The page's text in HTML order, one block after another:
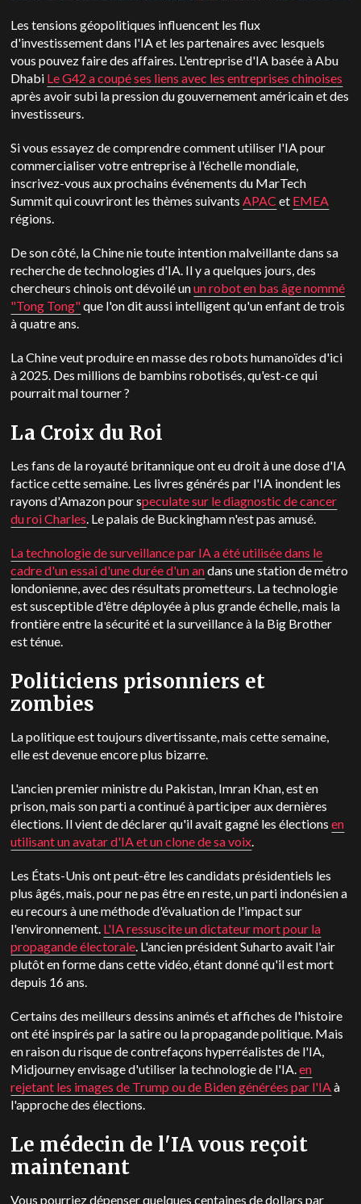
Les tensions géopolitiques influencent les flux
d'investissement dans l'IA et les partenaires avec lesquels
vous pouvez faire des affaires. L'entreprise d'IA basée à Abu
Dhabi Le G42 a coupé ses liens avec les entreprises chinoises
après avoir subi la pression du gouvernement américain et des
investisseurs.
Si vous essayez de comprendre comment utiliser l'IA pour
commercialiser votre entreprise à l'échelle mondiale,
inscrivez-vous aux prochains événements du MarTech
Summit qui couvriront les thèmes suivantsAPAC et EMEA
régions.
De son côté, la Chine nie toute intention malveillante dans sa
recherche de technologies d'IA. Il y a quelques jours, des
chercheurs chinois ont dévoilé unun robot en bas âge nommé
"Tong Tong"que l'on dit aussi intelligent qu'un enfant de trois
à quatre ans.
La Chine veut produire en masse des robots humanoïdes d'ici
à 2025. Des millions de bambins robotisés, qu'est-ce qui
pourrait mal tourner ?
La Croix du Roi
Les fans de la royauté britannique ont eu droit à une dose d'IA
factice cette semaine. Les livres générés par l'IA inondent les
rayons d'Amazon pour speculate sur le diagnostic de cancer
du roi Charles. Le palais de Buckingham n'est pas amusé.
La technologie de surveillance par IA a été utilisée dans le
cadre d'un essai d'une durée d'un andans une station de métro
londonienne, avec des résultats prometteurs. La technologie
est susceptible d'être déployée à plus grande échelle, mais la
frontière entre la sécurité et la surveillance à la Big Brother
est ténue.
Politiciens prisonniers et
zombies
La politique est toujours divertissante, mais cette semaine,
elle est devenue encore plus bizarre.
L'ancien premier ministre du Pakistan, Imran Khan, est en
prison, mais son parti a continué à participer aux dernières
élections. Il vient de déclarer qu'il avait gagné les électionsen
utilisant un avatar d'IA et un clone de sa voix.
Les États-Unis ont peut-être les candidats présidentiels les
plus âgés, mais, pour ne pas être en reste, un parti indonésien a
eu recours à une méthode d'évaluation de l'impact sur
l'environnement. L'IA ressuscite un dictateur mort pour la
propagande électorale. L'ancien président Suharto avait l'air
plutôt en forme dans cette vidéo, étant donné qu'il est mort
depuis 16 ans.
Certains des meilleurs dessins animés et affiches de l'histoire
ont été inspirés par la satire ou la propagande politique. Mais
en raison du risque de contrefaçons hyperréalistes de l'IA,
Midjourney envisage d'utiliser la technologie de l'IA.en
rejetant les images de Trump ou de Biden générées par l'IAà
l'approche des élections.
Le médecin de l'IA vous reçoit
maintenant
Vous pourriez dépenser quelques centaines de dollars par